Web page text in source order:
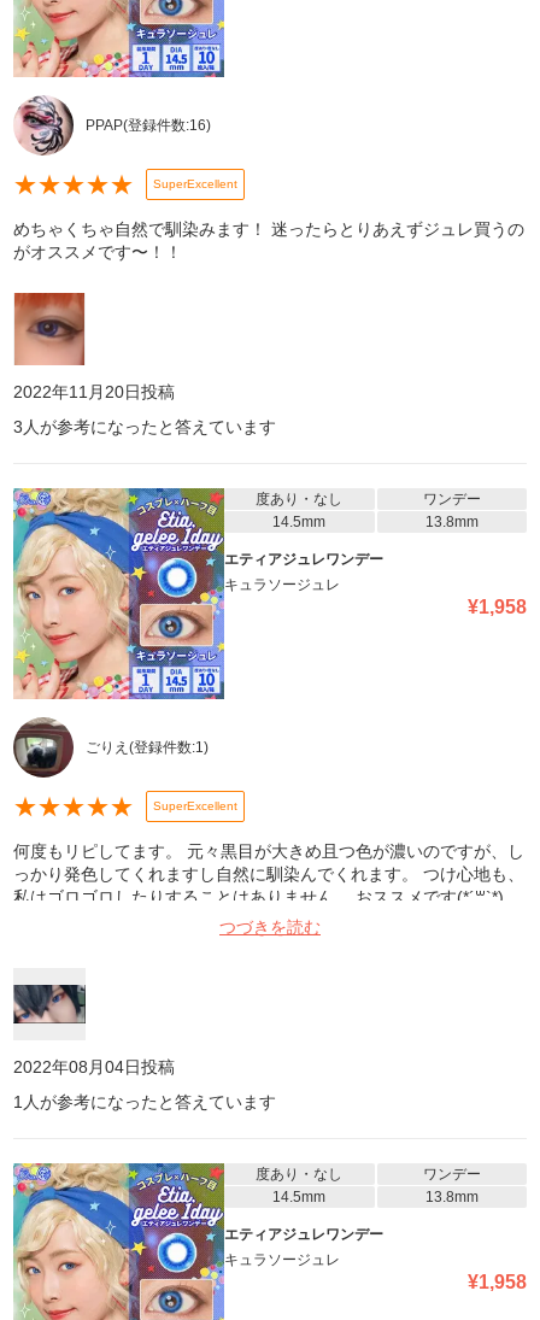
PPAP(登録件数:16)
★★★★★ SuperExcellent
めちゃくちゃ自然で馴染みます！ 迷ったらとりあえずジュレ買うの
がオススメです〜！！
2022年11月20日投稿
3 人が参考になったと答えています
度あり・なし
ワンデー
14.5mm
13.8mm
エティアジュレワンデー
キュラソージュレ
¥1,958
ごりえ (登録件数:1)
★★★★★ SuperExcellent
何度もリピしてます。 元々黒目が大きめ且つ色が濃いのですが、し
っかり発色してくれますし自然に馴染んでくれます。 つけ心地も、
私はゴロゴロしたりすることはありません。 おススメです(*´꒳`*)
つづきを読む
2022年08月04日投稿
1 人が参考になったと答えています
度あり・なし
ワンデー
14.5mm
13.8mm
エティアジュレワンデー
キュラソージュレ
¥1,958